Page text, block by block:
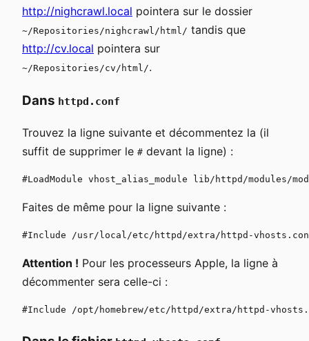
http://nighcrawl.local pointera sur le dossier
~/Repositories/nighcrawl/html/ tandis que
http://cv.local pointera sur
~/Repositories/cv/html/.
Dans httpd.conf
Trouvez la ligne suivante et décommentez la (il
suffit de supprimer le # devant la ligne) :
Faites de même pour la ligne suivante :
Attention ! Pour les processeurs Apple, la ligne à
décommenter sera celle-ci :